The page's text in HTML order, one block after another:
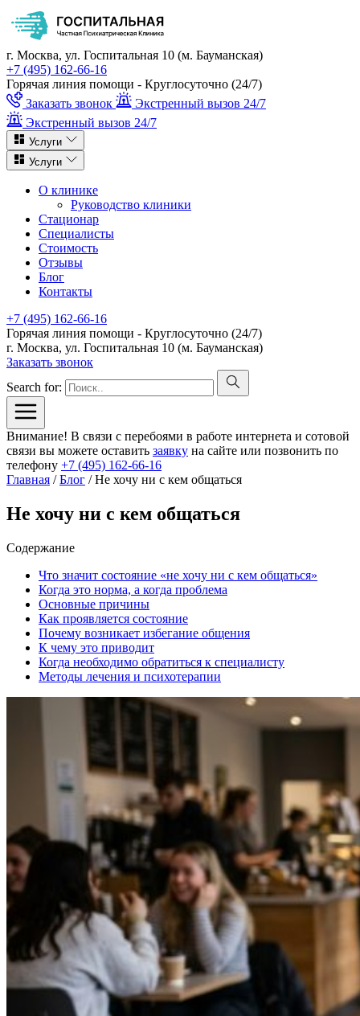
г. Москва, ул. Госпитальная 10 (м. Бауманская)
+7 (495) 162-66-16
Горячая линия помощи - Круглосуточно (24/7)
Заказать звонок
Экстренный вызов 24/7
Экстренный вызов 24/7
Услуги
Услуги
О клинике
Руководство клиники
Стационар
Специалисты
Стоимость
Отзывы
Блог
Контакты
+7 (495) 162-66-16
Горячая линия помощи - Круглосуточно (24/7)
г. Москва, ул. Госпитальная 10 (м. Бауманская)
Заказать звонок
Search for:
Внимание! В связи с перебоями в работе интернета и сотовой
связи вы можете оставить заявку на сайте или позвонить по
телефону +7 (495) 162-66-16
Главная /Блог /Не хочу ни с кем общаться
Не хочу ни с кем общаться
Содержание
Что значит состояние «не хочу ни с кем общаться»
Когда это норма, а когда проблема
Основные причины
Как проявляется состояние
Почему возникает избегание общения
К чему это приводит
Когда необходимо обратиться к специалисту
Методы лечения и психотерапии